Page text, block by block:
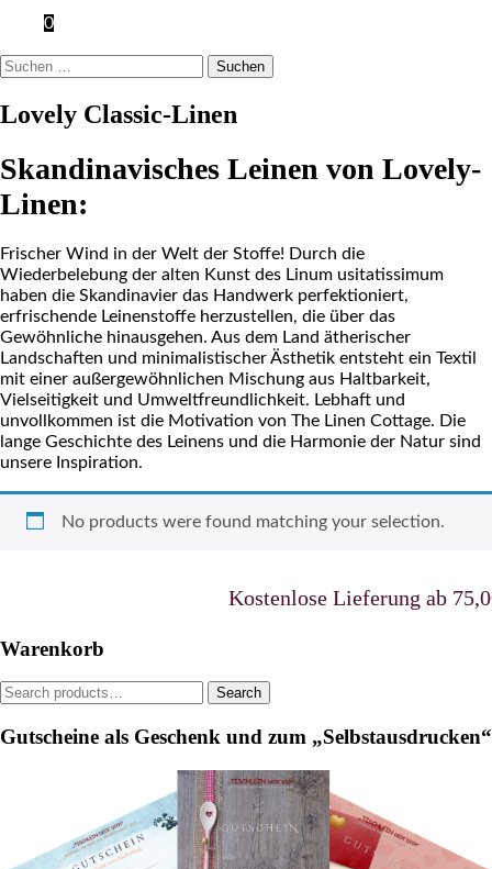
0
Suchen
Lovely Classic-Linen
Skandinavisches Leinen von Lovely-
Linen:
Frischer Wind in der Welt der Stoffe! Durch die
Wiederbelebung der alten Kunst des Linum usitatissimum
haben die Skandinavier das Handwerk perfektioniert,
erfrischende Leinenstoffe herzustellen, die über das
Gewöhnliche hinausgehen. Aus dem Land ätherischer
Landschaften und minimalistischer Ästhetik entsteht ein Textil
mit einer außergewöhnlichen Mischung aus Haltbarkeit,
Vielseitigkeit und Umweltfreundlichkeit. Lebhaft und
unvollkommen ist die Motivation von The Linen Cottage. Die
lange Geschichte des Leinens und die Harmonie der Natur sind
unsere Inspiration.
No products were found matching your selection.
Kostenlose Lieferung ab
Warenkorb
Search
Search
Gutscheine als Geschenk und zum „Selbstausdrucken“